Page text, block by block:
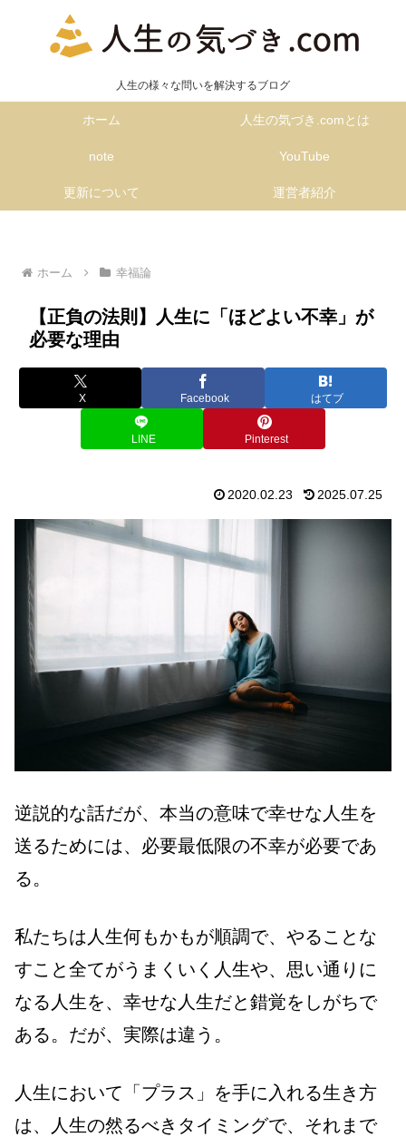
人生の様々な問いを解決するブログ
ホーム 人生の気づき.comとは
note YouTube
更新について 運営者紹介
ホーム 幸福論
【正負の法則】人生に「ほどよい不幸」が
必要な理由
X Facebook はてブ
LINE Pinterest
2020.02.23 2025.07.25
逆説的な話だが、本当の意味で幸せな人生を
送るためには、必要最低限の不幸が必要であ
る。
私たちは人生何もかもが順調で、やることな
すこと全てがうまくいく人生や、思い通りに
なる人生を、幸せな人生だと錯覚をしがちで
ある。だが、実際は違う。
人生において「プラス」を手に入れる生き方
は、人生の然るべきタイミングで、それまで